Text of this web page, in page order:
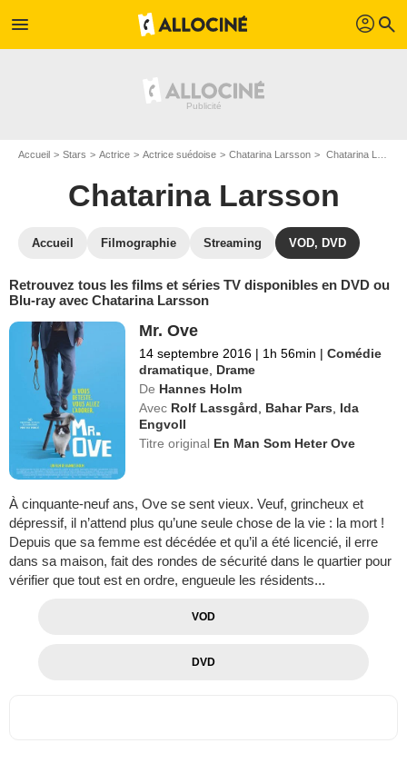
menu profil search
Accueil Stars Actrice Actrice suédoise Chatarina Larsson Chatarina Larsson : ses Blu-Ray, DVD, VOD, SVOD
Chatarina Larsson
Accueil Filmographie Streaming VOD, DVD
Retrouvez tous les films et séries TV disponibles en DVD ou
Blu-ray avec Chatarina Larsson
Mr. Ove
14 septembre 2016 | 1h 56min | Comédie
dramatique Drame
De Hannes Holm
Avec Rolf Lassgård Bahar Pars
Ida
Engvoll
Titre original En Man Som Heter Ove
À cinquante-neuf ans, Ove se sent vieux. Veuf, grincheux et
dépressif, il n’attend plus qu’une seule chose de la vie : la mort !
Depuis que sa femme est décédée et qu’il a été licencié, il erre
dans sa maison, fait des rondes de sécurité dans le quartier pour
vérifier que tout est en ordre, engueule les résidents...
VOD
DVD